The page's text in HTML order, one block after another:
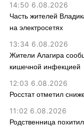
14:50 6.08.2026
Часть жителей
на электросетях
13:34 6.08.2026
Жители Алагира
кишечной инфекцией
12:03 6.08.2026
Росстат отметил
11:02 6.08.2026
Родственница